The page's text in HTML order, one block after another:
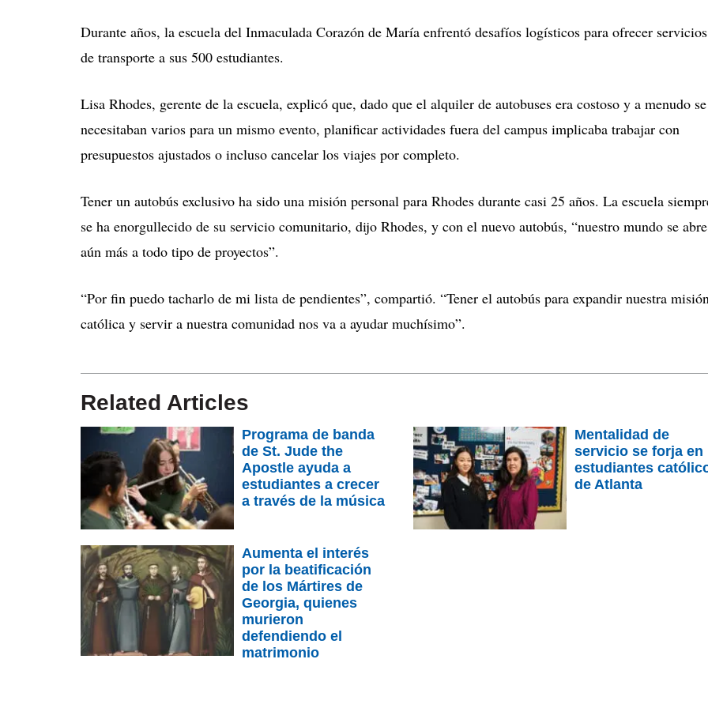
Durante años, la escuela del Inmaculada Corazón de María enfrentó desafíos logísticos para ofrecer servicios
de transporte a sus 500 estudiantes.
Lisa Rhodes, gerente de la escuela, explicó que, dado que el alquiler de autobuses era costoso y a menudo se
necesitaban varios para un mismo evento, planificar actividades fuera del campus implicaba trabajar con
presupuestos ajustados o incluso cancelar los viajes por completo.
Tener un autobús exclusivo ha sido una misión personal para Rhodes durante casi 25 años. La escuela
se ha enorgullecido de su servicio comunitario, dijo Rhodes, y con el nuevo autobús, “nuestro mundo se abre
aún más a todo tipo de proyectos”.
“Por fin puedo tacharlo de mi lista de pendientes”, compartió. “Tener el autobús para expandir nuestra
católica y servir a nuestra comunidad nos va a ayudar muchísimo”.
Related Articles
Programa de banda
de St. Jude the
Apostle ayuda a
estudiantes a crecer
a través de la música
Mentalidad de
servicio se forja en
estudiantes
de Atlanta
Aumenta el interés
por la beatificación
de los Mártires de
Georgia, quienes
murieron
defendiendo el
matrimonio